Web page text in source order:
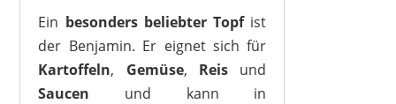
Ein besonders beliebter Topfist
der Benjamin. Er eignet sich für
Kartoffeln, Gemüse, Reis und
Saucen und kann in